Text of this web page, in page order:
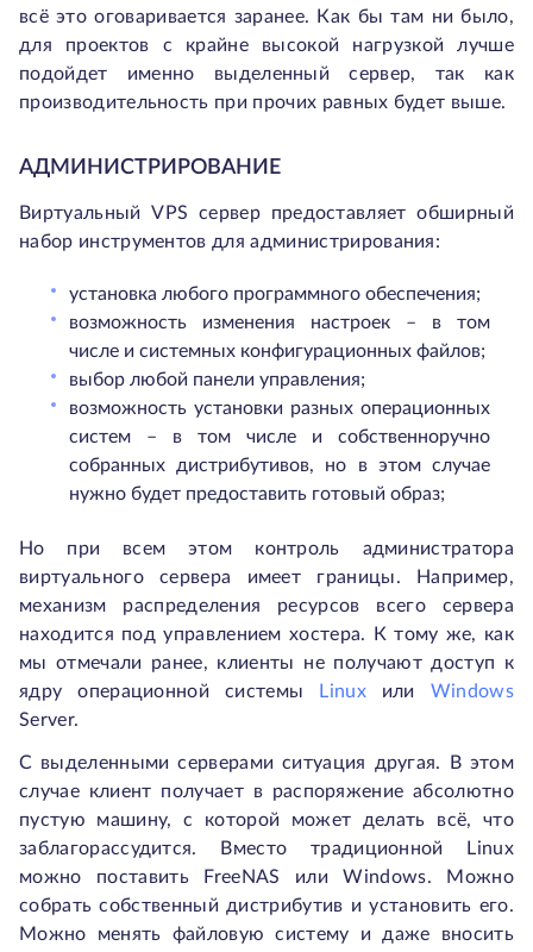
всё это оговаривается заранее. Как бы там ни было,
для проектов с крайне высокой нагрузкой лучше
подойдет именно выделенный сервер, так как
производительность при прочих равных будет выше.
АДМИНИСТРИРОВАНИЕ
Виртуальный VPS сервер предоставляет обширный
набор инструментов для администрирования:
установка любого программного обеспечения;
возможность изменения настроек – в том
числе и системных конфигурационных файлов;
выбор любой панели управления;
возможность установки разных операционных
систем – в том числе и собственноручно
собранных дистрибутивов, но в этом случае
нужно будет предоставить готовый образ;
Но при всем этом контроль администратора
виртуального сервера имеет границы. Например,
механизм распределения ресурсов всего сервера
находится под управлением хостера. К тому же, как
мы отмечали ранее, клиенты не получают доступ к
ядру операционной системы
Linuxили Windows
Server.
С выделенными серверами ситуация другая. В этом
случае клиент получает в распоряжение абсолютно
пустую машину, с которой может делать всё, что
заблагорассудится. Вместо традиционной Linux
можно поставить FreeNAS или Windows. Можно
собрать собственный дистрибутив и установить его.
Можно менять файловую систему и даже вносить